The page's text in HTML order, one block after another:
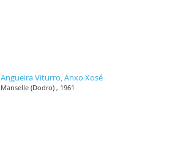
Angueira Viturro, Anxo Xosé
Manselle (Dodro) , 1961